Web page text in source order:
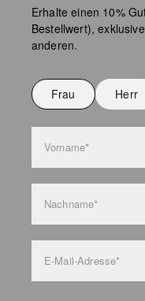
Erhalte einen 10%
Bestellwert),
anderen.
Frau Herr
Vorname*
Nachname*
E-Mail-Adresse*